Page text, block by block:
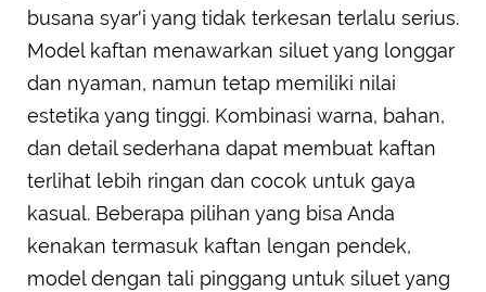
busana syar'i yang tidak terkesan terlalu serius.
Model kaftan menawarkan siluet yang longgar
dan nyaman, namun tetap memiliki nilai
estetika yang tinggi. Kombinasi warna, bahan,
dan detail sederhana dapat membuat kaftan
terlihat lebih ringan dan cocok untuk gaya
kasual. Beberapa pilihan yang bisa Anda
kenakan termasuk kaftan lengan pendek,
model dengan tali pinggang untuk siluet yang